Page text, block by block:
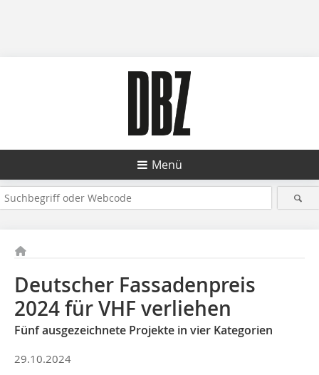
Menü
Deutscher Fassadenpreis
2024 für VHF verliehen
Fünf ausgezeichnete Projekte in vier Kategorien
29.10.2024